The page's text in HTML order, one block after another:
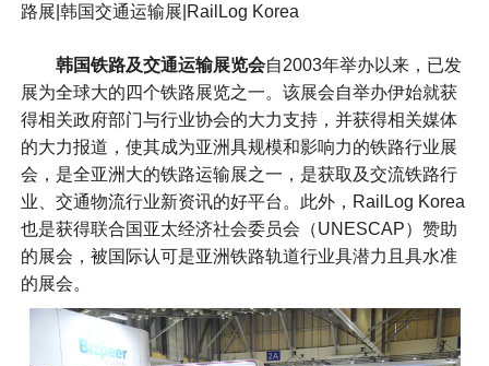
路展|韩国交通运输展|RailLog Korea
韩国铁路及交通运输展览会自2003年举办以来，已发
展为全球大的四个铁路展览之一。该展会自举办伊始就获
得相关政府部门与行业协会的大力支持，并获得相关媒体
的大力报道，使其成为亚洲具规模和影响力的铁路行业展
会，是全亚洲大的铁路运输展之一，是获取及交流铁路行
业、交通物流行业新资讯的好平台。此外，RailLog Korea
也是获得联合国亚太经济社会委员会（UNESCAP）赞助
的展会，被国际认可是亚洲铁路轨道行业具潜力且具水准
的展会。